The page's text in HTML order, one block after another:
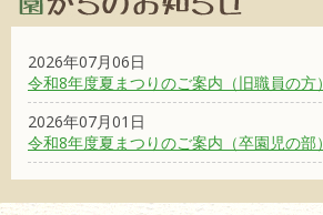
2026年07月06日
令和8年度夏まつりのご案内（旧職員の方）
2026年07月01日
令和8年度夏まつりのご案内（卒園児の部）